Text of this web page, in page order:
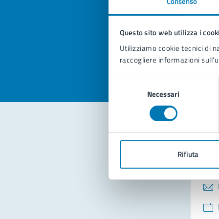
Questo sito web utilizza i
Utilizziamo cookie tecnici di
raccogliere informazioni
consenso
Necessari
Rifiuta